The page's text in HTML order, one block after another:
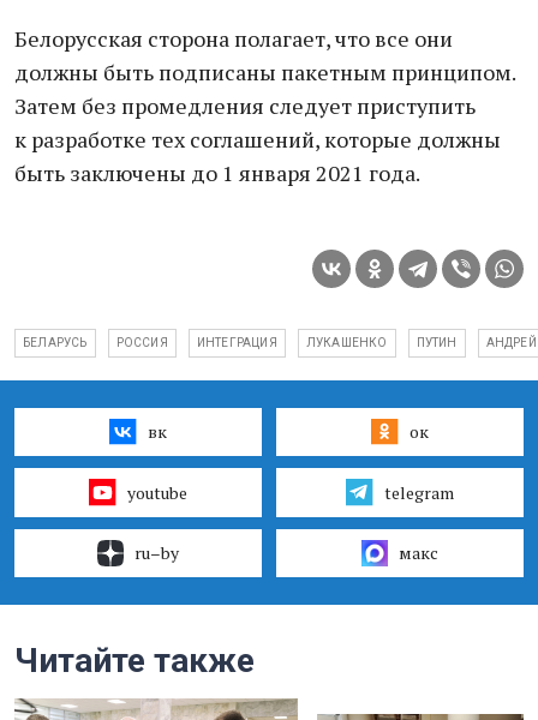
Белорусская сторона полагает, что все они
должны быть подписаны пакетным принципом.
Затем без промедления следует приступить
к разработке тех соглашений, которые должны
быть заключены до 1 января 2021 года.
БЕЛАРУСЬ РОССИЯ ИНТЕГРАЦИЯ ЛУКАШЕНКО ПУТИН
вк ок
youtube telegram
ru–by макс
Читайте также